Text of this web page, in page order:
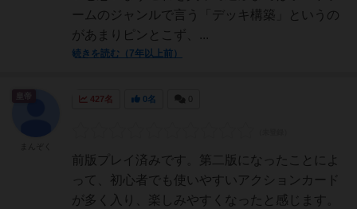
ームのジャンルで言う「デッキ構築」というの
があまりピンとこず、...
続きを読む（7年以上前）
427名 0名
前版プレイ済みです。第二版になったことによ
って、初心者でも使いやすいアクションカード
が多く入り、楽しみやすくなったと感じます。